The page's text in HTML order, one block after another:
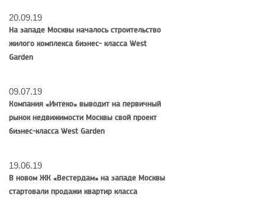
20.09.19
На западе Москвы началось строительство
жилого комплекса бизнес- класса West
Garden
09.07.19
Компания «Интеко» выводит на первичный
рынок недвижимости Москвы свой проект
бизнес-класса West Garden
19.06.19
В новом ЖК «Вестердам» на западе Москвы
стартовали продажи квартир класса